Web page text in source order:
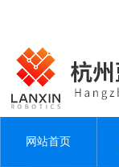
网站首页